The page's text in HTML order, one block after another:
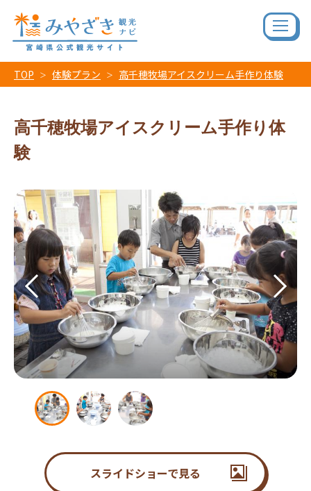
TOP 体験プラン 高千穂牧場アイスクリーム手作り体験
高千穂牧場アイスクリーム手作り体
験
スライドショーで見る